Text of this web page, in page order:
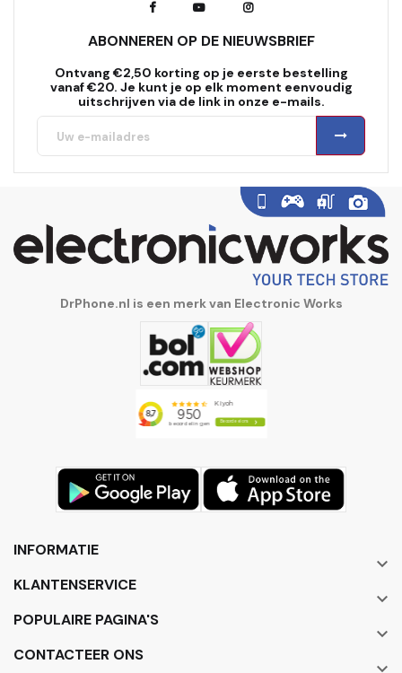
ABONNEREN OP DE NIEUWSBRIEF
Ontvang €2,50 korting op je eerste bestelling
vanaf €20. Je kunt je op elk moment eenvoudig
uitschrijven via de link in onze e-mails.
DrPhone.nl is een merk van Electronic Works
INFORMATIE

KLANTENSERVICE

POPULAIRE PAGINA'S

CONTACTEER ONS